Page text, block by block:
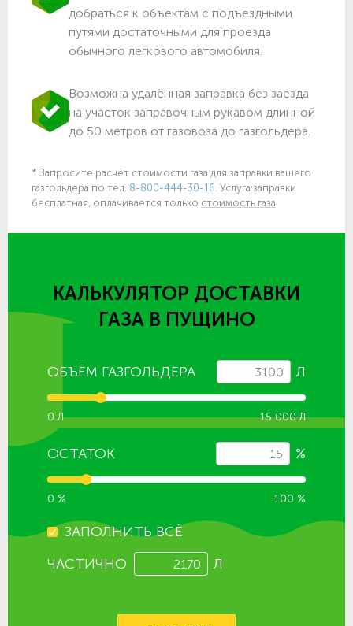
добраться к объектам c подъездными
путями достаточными для проезда
обычного легкового автомобиля.
Возможна удалённая заправка без заезда
на участок заправочным рукавом длинной
до 50 метров от газовоза до газгольдера.
* Запросите расчёт стоимости газа для заправки вашего
газгольдера по тел. 8-800-444-30-16. Услуга заправки
бесплатная, оплачивается только стоимость газа
КАЛЬКУЛЯТОР ДОСТАВКИ
ГАЗА В ПУЩИНО
ОБЪЁМ ГАЗГОЛЬДЕРА Л
0 Л 15 000 Л
ОСТАТОК %
0 % 100 %
ЗАПОЛНИТЬ ВСЁ
ЧАСТИЧНО
Л